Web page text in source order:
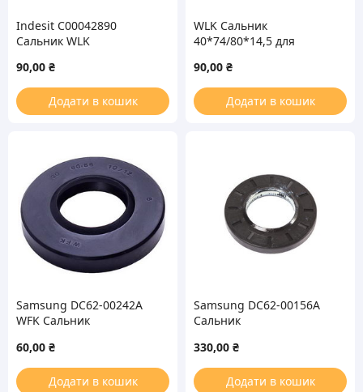
Indesit C00042890
Сальник WLK
стиральной машины
90,00 ₴
Додати в кошик
WLK Сальник
40*74/80*14,5 для
90,00 ₴
Додати в кошик
Samsung DC62-00242A
WFK Сальник
стиральной машины
(без смазки)
60,00 ₴
Додати в кошик
Samsung DC62-00156A
Сальник
стиральной машины
330,00 ₴
Додати в кошик